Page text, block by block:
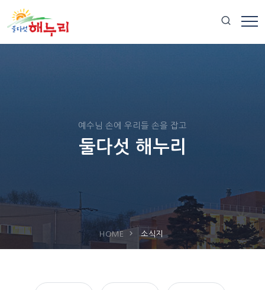
예수님 손에 우리들 손을 잡고
둘다섯 해누리
HOME 소식지